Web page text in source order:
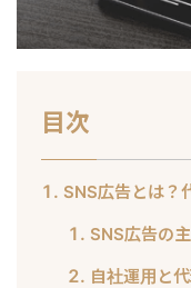
目次
SNS広告とは？
SNS広告の
自社運用と